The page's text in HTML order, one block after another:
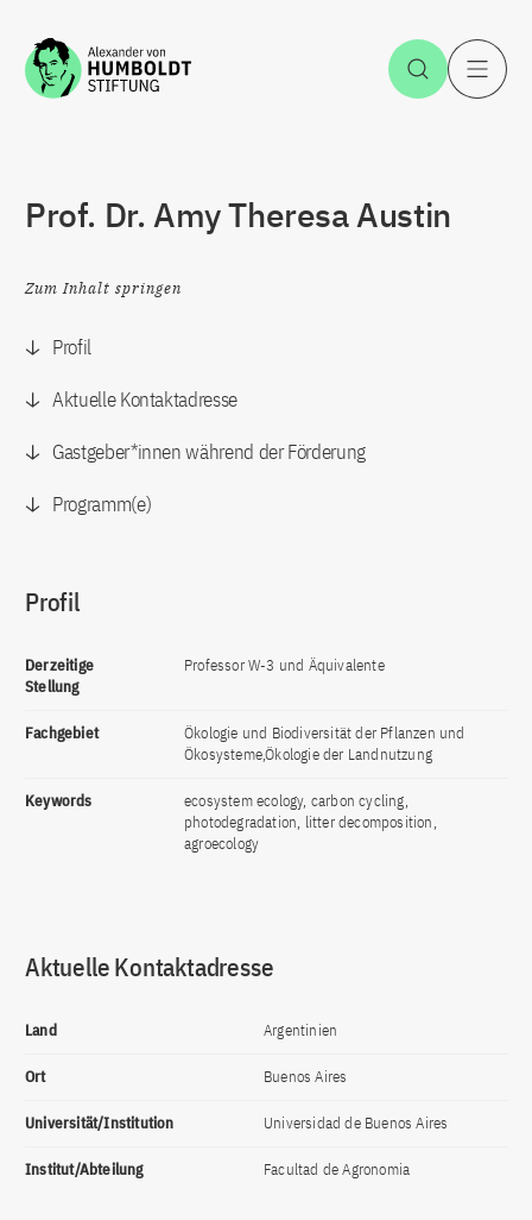
Zum Inhalt springen Suche
Prof. Dr. Amy Theresa Austin
Zum Inhalt springen
Profil
Aktuelle Kontaktadresse
Gastgeber*innen während der Förderung
Programm(e)
Profil
Derzeitige
Stellung
Professor W-3 und Äquivalente
Fachgebiet
Ökologie und Biodiversität der Pflanzen und
Ökosysteme,Ökologie der Landnutzung
Keywords
ecosystem ecology, carbon cycling,
photodegradation, litter decomposition,
agroecology
Aktuelle Kontaktadresse
Land Argentinien
Ort Buenos Aires
Universität/Institution Universidad de Buenos Aires
Institut/Abteilung Facultad de Agronomia